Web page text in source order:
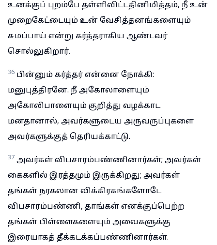
உனக்குப் புறம்பே தள்ளிவிட்டதினிமித்தம், நீ உன்
முறைகேட்டையும் உன் வேசித்தனங்களையும்
சுமப்பாய் என்று கர்த்தராகிய ஆண்டவர்
சொல்லுகிறார்.
36 பின்னும் கர்த்தர் என்னை நோக்கி:
மனுபுத்திரனே. நீ அகோலாளையும்
அகோலிபாளையும் குறித்து வழக்காட
மனதானால், அவர்களுடைய அருவருப்புகளை
அவர்களுக்குத் தெரியக்காட்டு.
37 அவர்கள் விபசாரம்பண்ணினார்கள்; அவர்கள்
கைகளில் இரத்தமும் இருக்கிறது; அவர்கள்
தங்கள் நரகலான விக்கிரகங்களோடே
விபசாரம்பண்ணி, தாங்கள் எனக்குப்பெற்ற
தங்கள் பிள்ளைகளையும் அவைகளுக்கு
இரையாகத் தீக்கடக்கப்பண்ணினார்கள்.